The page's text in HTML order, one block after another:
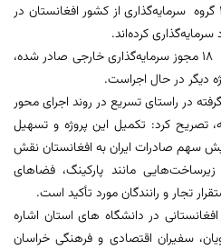
خاطرنشان کرد: برای نخستین بار ۱۷ گروه سرمایه‌گذاری از کشور افغانستان در
کرده‌اند.
به گفته وی؛ طی یک سال گذشته از ۱۸ مجوز سرمایه‌گذاری خارجی صادر شده،
در راستای تسریع در روند اجرای محور
بعد از ۱۷ سال وقفه، تصریح کرد: تکمیل این پروژه و تسهیل
سهم صادرات ایران به افغانستان نقش
مانند پارکینگ، فضاهای
تجار و رانندگان مورد تأکید است.
۸۵۰ دانشجوی افغانستانی در دانشگاه های استان اشاره
سفیران اقتصادی و فرهنگی خراسان